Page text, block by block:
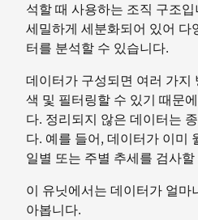
석할 때 사용하는 조직 구조
세밀하게 세분화되어 있어 다
터를 분석할 수 있습니다.
데이터가 구성되면 여러 가지
색 및 필터링할 수 있기 때문
다. 정리되지 않은 데이터는
다. 예를 들어, 데이터가 이미
일별 또는 주별 추세를 검사
이 유닛에서는 데이터가 얼마
아봅니다.